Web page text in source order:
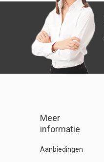
Meer
informatie
Aanbiedingen